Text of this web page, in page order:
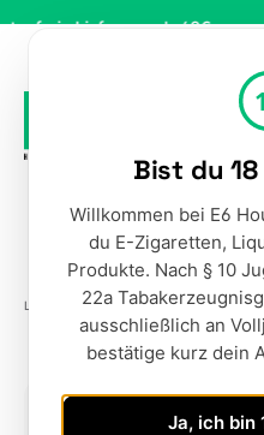
Zum Hauptinhalt springen
Lieferung ab 49€
LIQUIDS NIKOTINSALZ
Bildergalerie überspringen
Bist du
Willkommen bei E6
du E-Zigaretten,
Produkte. Nach § 10
22a
ausschließlich an
bestätige kurz dein
Ja, ich bin